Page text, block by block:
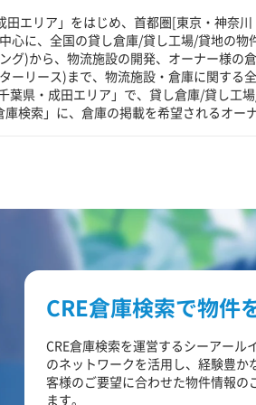
田エリア」をはじめ、首都圏[東京・神
心に、全国の貸し倉庫/貸し工場/貸地の
グ)から、物流施設の開発、オーナー様の
ーリース)まで、物流施設・倉庫に関する
葉県・成田エリア」で、貸し倉庫/貸し工
庫検索」に、倉庫の掲載を希望されるオ
CRE倉庫検索で物件
CRE倉庫検索を運営するシーアール
のネットワークを活用し、経験豊か
客様のご要望に合わせた物件情報の
ます。